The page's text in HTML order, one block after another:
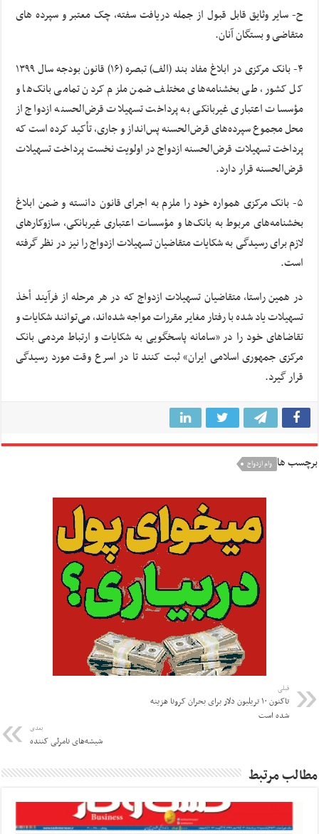
ح- سایر وثایق قابل قبول از جمله دریافت سفته، چک معتبر و سپرده های
متقاضی و بستگان آنان.
۴- بانک مرکزی در ابلاغ مفاد بند (الف) تبصره (۱۶) قانون بودجه سال ۱۳۹۹
کل کشور، طی بخشنامه‌های مختلف ضمن ملزم کردن تمامی بانک‌ها و
مؤسسات اعتباری غیربانکی به پرداخت تسهیلات قرض‌الحسنه ازدواج از
محل مجموع سپرده‌های قرض‌الحسنه پس‌انداز و جاری، تأکید کرده است که
پرداخت تسهیلات قرض‌الحسنه ازدواج در اولویت نخست پرداخت تسهیلات
قرض‌الحسنه قرار دارد.
۵- بانک مرکزی همواره خود را ملزم به اجرای قانون دانسته و ضمن ابلاغ
بخشنامه‌های مربوط به بانک‌ها و مؤسسات اعتباری غیربانکی، سازوکارهای
لازم برای رسیدگی به شکایات متقاضیان تسهیلات ازدواج را نیز در نظر گرفته
است.
در همین راستا، متقاضیان تسهیلات ازدواج که در هر مرحله از فرآیند أخذ
تسهیلات یاد شده با رفتار مغایر مقررات مواجه شده‌اند، می‌توانند شکایات و
تقاضاهای خود را در «سامانه پاسخگویی به شکایات و ارتباط‌ مردمی بانک
مرکزی جمهوری اسلامی ایران» ثبت کنند تا در اسرع وقت مورد رسیدگی
قرار گیرد.
برچسب ها وام ازدواج
قبلی
تاکنون ۱۰ تریلیون دلار برای بحران کرونا هزینه
شده است
بعدی
شیشه‌های نامرئی کننده
مطالب مرتبط